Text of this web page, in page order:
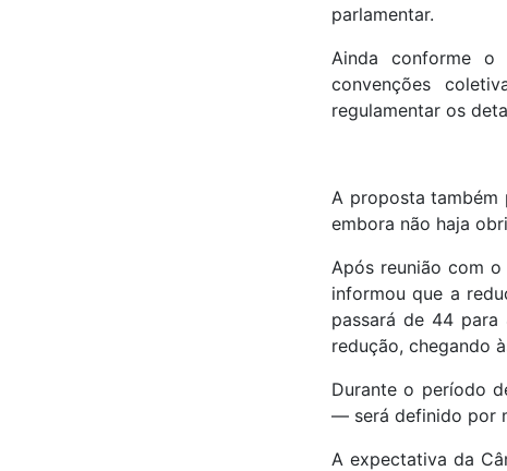
parlamentar.
Ainda conforme o
convenções
regulamentar os
A proposta também
embora não haja
Após reunião com
informou que a
passará de 44 para
redução, chegando
Durante o período
— será definido por
A expectativa da